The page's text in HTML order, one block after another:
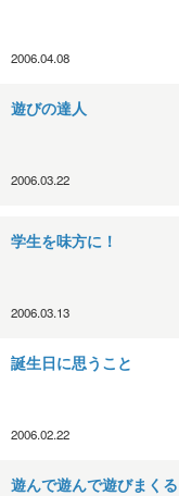
2006.04.08
遊びの達人
2006.03.22
学生を味方に！
2006.03.13
誕生日に思うこと
2006.02.22
遊んで遊んで遊びまくる